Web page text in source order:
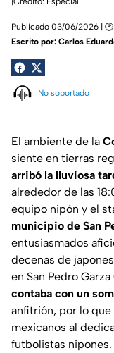
Publicado 03/06/2026 | 🕑
Escrito por: Carlos
No soportado
El ambiente de la
siente en tierras
arribó la lluviosa
alrededor de las
equipo nipón y el
municipio de San
entusiasmados
decenas de
en San Pedro
contaba con un
anfitrión, por lo
mexicanos al
futbolistas nipones.